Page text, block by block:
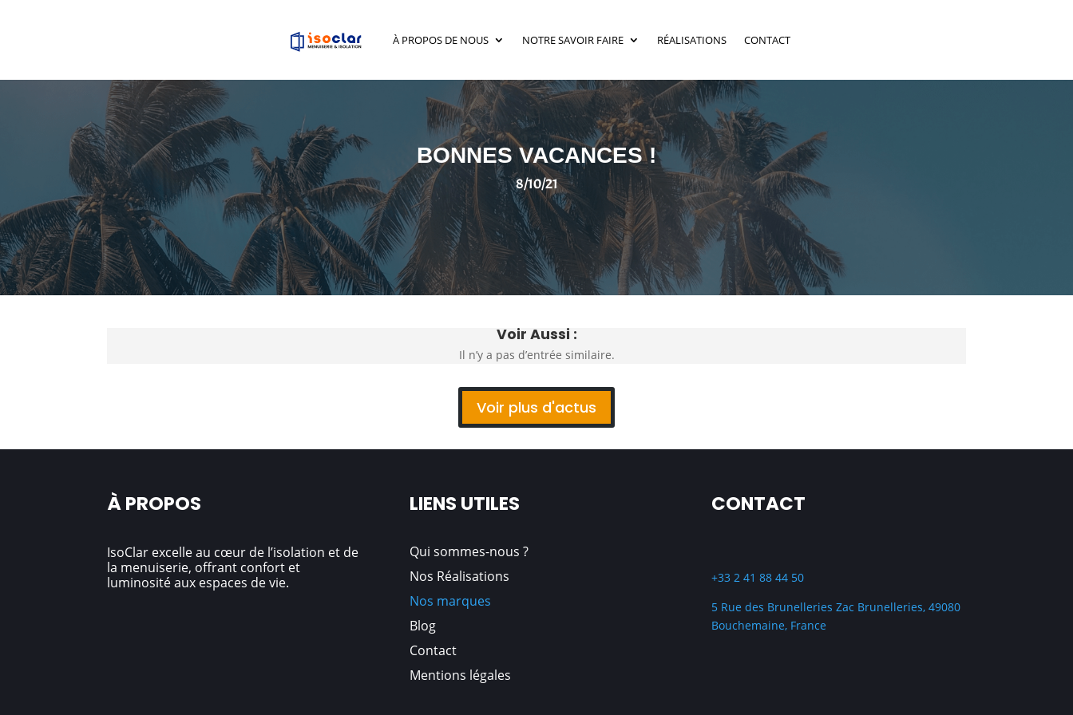
À PROPOS DE NOUS NOTRE SAVOIR FAIRE RÉALISATIONS CONTACT
BONNES VACANCES !
8/10/21
Voir Aussi :
Il n’y a pas d’entrée similaire.
Voir plus d'actus
À PROPOS
IsoClar excelle au cœur de l’isolation et de
la menuiserie, offrant confort et
luminosité aux espaces de vie.
LIENS UTILES
Qui sommes-nous ?
Nos Réalisations
Nos marques
Blog
Contact
Mentions légales
CONTACT
+33 2 41 88 44 50
5 Rue des Brunelleries Zac Brunelleries, 49080
Bouchemaine, France